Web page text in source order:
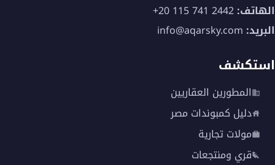
الهاتف:+20 115 741 2442
البريد: info@aqarsky.com
استكشف
المطورين العقاريين
دليل كمبوندات مصر
مولات تجارية
قري ومنتجعات